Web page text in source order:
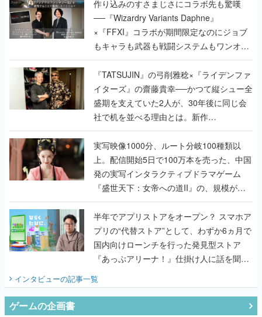
作り込みのすさまじさにコラボ先も驚嘆
──『Wizardry Variants Daphne』
×『FFXI』コラボが期間限定なのにジョブ
もキャラも武器も戦闘システムもワンオフ
で作り込まれた理由を両ディレクターに聞
く
『TATSUJIN』の弓削雅稔×『ライデンファ
イターズ』の齋藤貴幸──かつて縦シュー全
盛期を支えていた2人が、30年後に同じ会
社で机を並べる理由とは。新作
『TATSUJIN EXTREME』で初タッグを組
んだレジェンド2人に訊く開発秘話
実写映像1000分、ルート分岐100種類以
上。配信開始5日で100万本を売った、中国
発の実写インタラクティブドラマゲーム
『盛世天下：女帝への道II』の、規模が違
うこだわりをプロデューサーに聞いた
半年でアプリストアをオープン？ スマホア
プリの“代替ストア”として、わずか6ヵ月で
国内向けローンチを行った発見型ストア
『あっぷアリーナ！』仕掛け人に話を聞い
てみた
インタビューの記事一覧
ゲームの企画書